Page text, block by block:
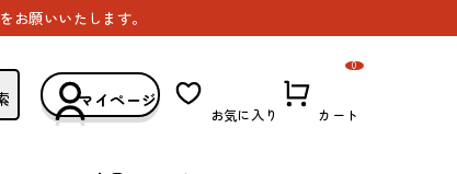
お願いいたします。
マイページ
お気に入り カート
0